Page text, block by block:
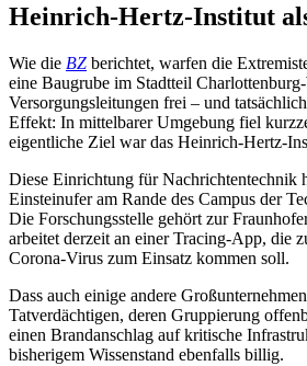
Heinrich-Hertz-Institut
Wie die BZ berichtet, warfen die
eine Baugrube im Stadtteil
Versorgungsleitungen frei – und
Effekt: In mittelbarer Umgebung fiel
eigentliche Ziel war das Heinrich-Hertz-
Diese Einrichtung für Nachrichtentechnik
Einsteinufer am Rande des Campus der
Die Forschungsstelle gehört zur
arbeitet derzeit an einer Tracing-App, die
Corona-Virus zum Einsatz kommen soll.
Dass auch einige andere
Tatverdächtigen, deren Gruppierung
einen Brandanschlag auf kritische
bisherigem Wissenstand ebenfalls billig.